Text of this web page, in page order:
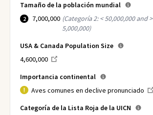
Tamaño de la población mundial
2 7,000,000 (Categoría 2: < 50,000,000 and >
5,000,000)
USA & Canada Population Size
4,600,000
Importancia continental
Aves comunes en declive pronunciado
Categoría de la Lista Roja de la UICN